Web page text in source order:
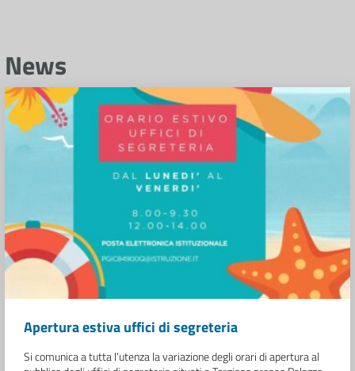
News
Apertura estiva uffici di segreteria
Si comunica a tutta l’utenza la variazione degli orari di apertura al